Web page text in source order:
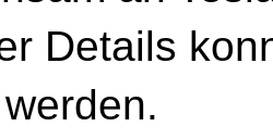
Details